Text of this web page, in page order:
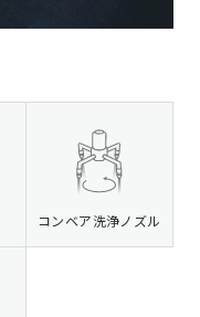
コンベア洗浄ノズル